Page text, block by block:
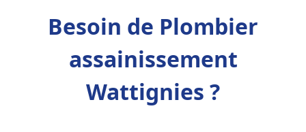
Besoin de Plombier
assainissement
Wattignies ?